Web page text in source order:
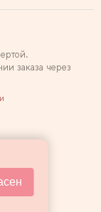
заказа через